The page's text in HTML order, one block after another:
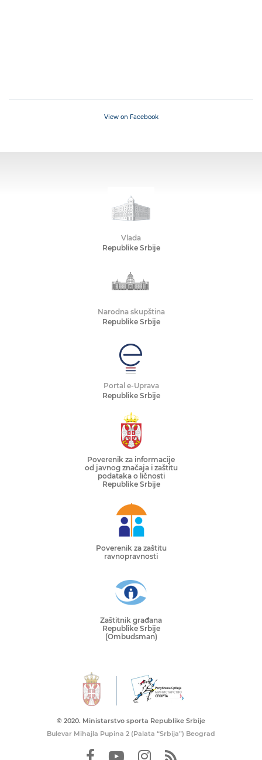
View on Facebook
Vlada
Republike Srbije
Narodna skupština
Republike Srbije
Portal e-Uprava
Republike Srbije
Poverenik za informacije
od javnog značaja i zaštitu
podataka o ličnosti
Republike Srbije
Poverenik za zaštitu
ravnopravnosti
Zaštitnik građana
Republike Srbije
(Ombudsman)
© 2020. Ministarstvo sporta Republike Srbije
Bulevar Mihajla Pupina 2 (Palata “Srbija”) Beograd